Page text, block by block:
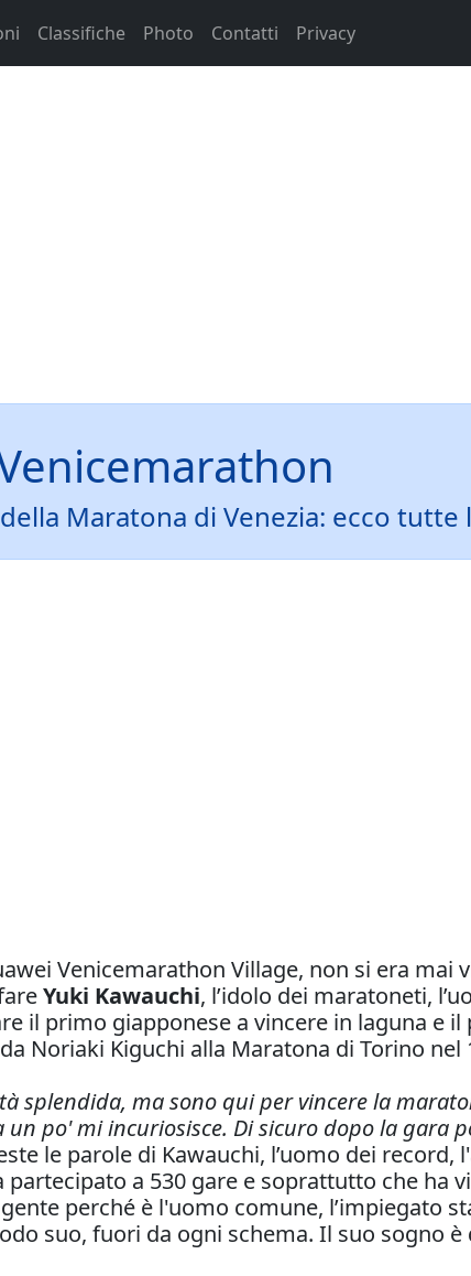
Classifiche Photo Contatti Privacy
Maratona di Venezia: ecco tutte
Venicemarathon Village, non si era
Yuki Kawauchi, l’idolo dei maratoneti,
il primo giapponese a vincere in laguna e
Noriaki Kiguchi alla Maratona di Torino nel
splendida, ma sono qui per vincere la
po' mi incuriosisce. Di sicuro dopo la gara
le parole di Kawauchi, l’uomo dei record,
partecipato a 530 gare e soprattutto che ha
perché è l'uomo comune, l’impiegato
suo, fuori da ogni schema. Il suo sogno